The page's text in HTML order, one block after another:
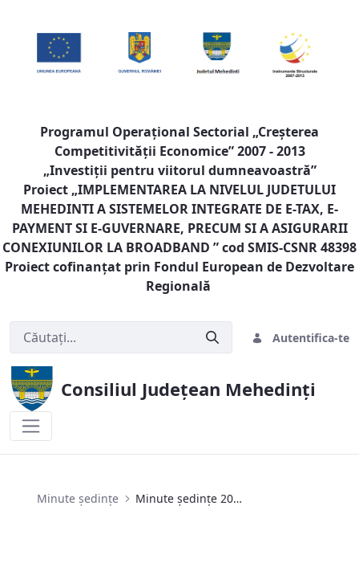
Programul Operaţional Sectorial „Creşterea
Competitivităţii Economice” 2007 - 2013
„Investiţii pentru viitorul dumneavoastră”
Proiect „IMPLEMENTAREA LA NIVELUL JUDETULUI
MEHEDINTI A SISTEMELOR INTEGRATE DE E-TAX, E-
PAYMENT SI E-GUVERNARE, PRECUM SI A ASIGURARII
CONEXIUNILOR LA BROADBAND ” cod SMIS-CSNR 48398
Proiect cofinanţat prin Fondul European de Dezvoltare
Regională
Autentifica-te
Consiliul Județean Mehedinți
Minute ședințe Minute ședințe 2017